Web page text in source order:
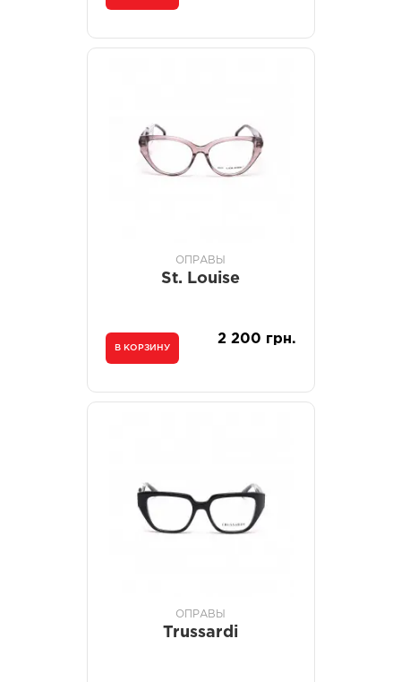
ОПРАВЫ
St. Louise
В КОРЗИНУ
2 200 грн.
ОПРАВЫ
Trussardi